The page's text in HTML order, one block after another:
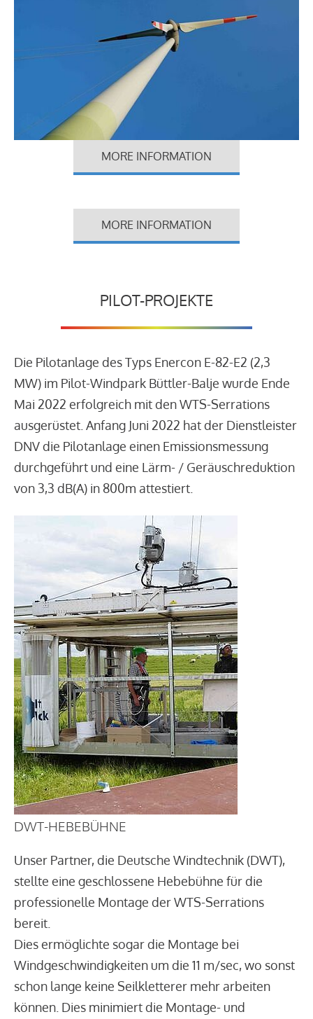
MORE INFORMATION
MORE INFORMATION
PILOT-PROJEKTE
Die Pilotanlage des Typs Enercon E-82-E2 (2,3
MW) im Pilot-Windpark Büttler-Balje wurde Ende
Mai 2022 erfolgreich mit den WTS-Serrations
ausgerüstet. Anfang Juni 2022 hat der Dienstleister
DNV die Pilotanlage einen Emissionsmessung
durchgeführt und eine Lärm- / Geräuschreduktion
von 3,3 dB(A) in 800m attestiert.
DWT-HEBEBÜHNE
Unser Partner, die Deutsche Windtechnik (DWT),
stellte eine geschlossene Hebebühne für die
professionelle Montage der WTS-Serrations
bereit.
Dies ermöglichte sogar die Montage bei
Windgeschwindigkeiten um die 11 m/sec, wo sonst
schon lange keine Seilkletterer mehr arbeiten
können. Dies minimiert die Montage- und